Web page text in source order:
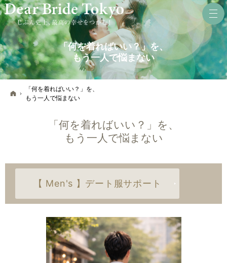
「何を着ればいい？」を、
もう一人で悩まない
ホーム
「何を着ればいい？」を、
もう一人で悩まない
「何を着ればいい？」を、
もう一人で悩まない
【 Men's 】デート服サポート